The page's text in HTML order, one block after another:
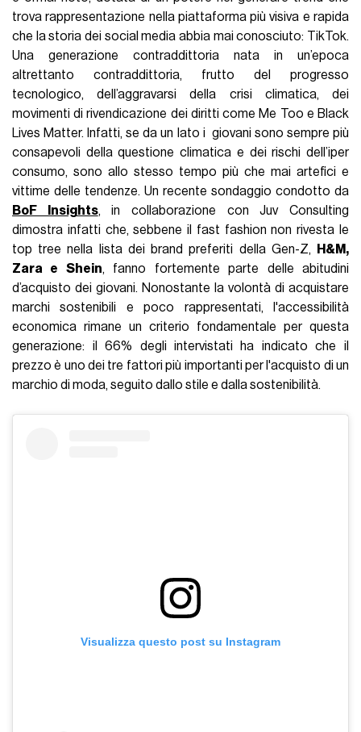
trova rappresentazione nella piattaforma più visiva e rapida
che la storia dei social media abbia mai conosciuto: TikTok.
Una generazione contraddittoria nata in un’epoca
altrettanto contraddittoria, frutto del progresso
tecnologico, dell’aggravarsi della crisi climatica, dei
movimenti di rivendicazione dei diritti come Me Too e Black
Lives Matter. Infatti, se da un lato i giovani sono sempre più
consapevoli della questione climatica e dei rischi dell’iper
consumo, sono allo stesso tempo più che mai artefici e
vittime delle tendenze. Un recente sondaggio condotto da
BoF Insights, in collaborazione con Juv Consulting
dimostra infatti che, sebbene il fast fashion non rivesta le
top tree nella lista dei brand preferiti della Gen-Z,
H&M,
Zara e Shein, fanno fortemente parte delle abitudini
d’acquisto dei giovani. Nonostante la volontà di acquistare
marchi sostenibili e poco rappresentati, l'accessibilità
economica rimane un criterio fondamentale per questa
generazione: il 66% degli intervistati ha indicato che il
prezzo è uno dei tre fattori più importanti per l'acquisto di un
marchio di moda, seguito dallo stile e dalla sostenibilità.
Visualizza questo post su Instagram